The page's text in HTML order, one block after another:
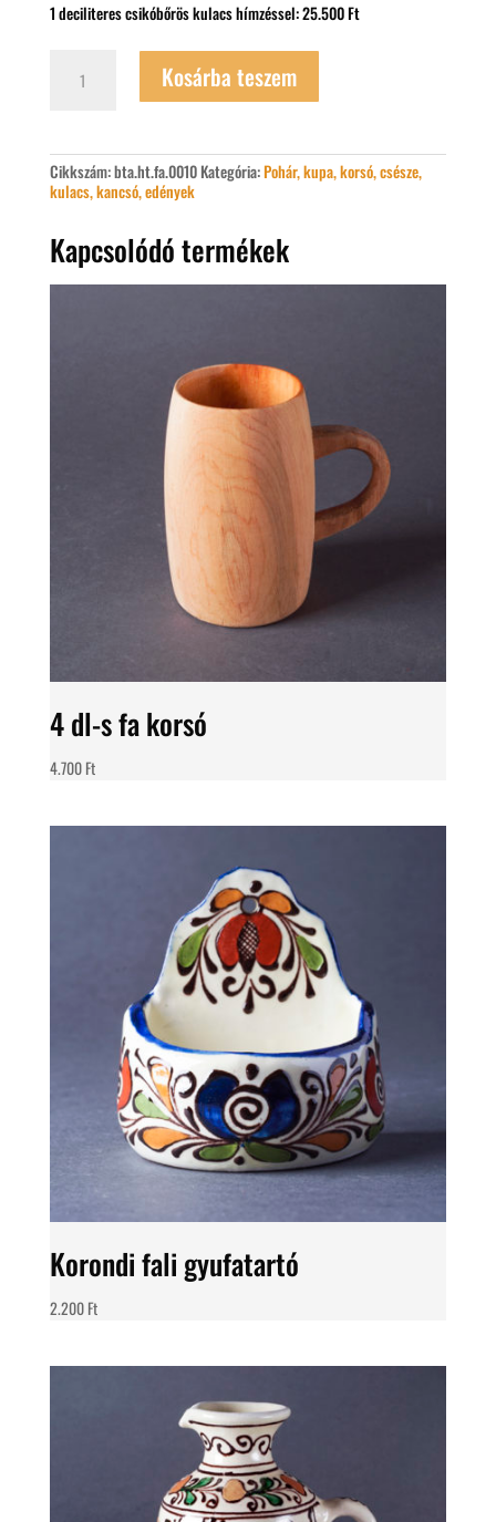
1 deciliteres csikóbőrös kulacs hímzéssel: 25.500 Ft
deciliteres
Kosárba teszem
Cikkszám:bta.ht.fa.0010 Kategória:Pohár, kupa, korsó, csésze,
kulacs, kancsó, edények
Kapcsolódó termékek
4 dl-s fa korsó
4.700Ft
Korondi fali gyufatartó
2.200Ft